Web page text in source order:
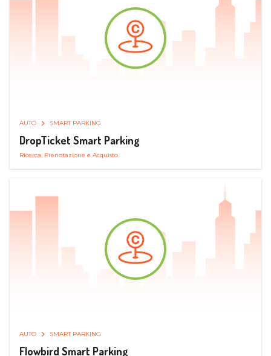
AUTO SMART PARKING
DropTicket Smart Parking
Ricerca, Prenotazione e Acquisto
AUTO SMART PARKING
Flowbird Smart Parking